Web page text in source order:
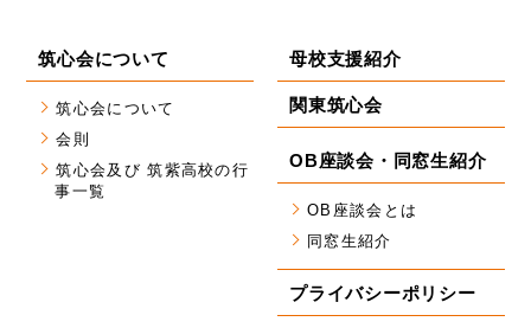
筑心会について
筑心会について
会則
筑心会及び 筑紫高校の行
事一覧
母校支援紹介
関東筑心会
OB座談会・同窓生紹介
OB座談会とは
同窓生紹介
プライバシーポリシー